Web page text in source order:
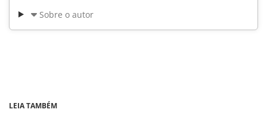
Sobre o autor
LEIA TAMBÉM